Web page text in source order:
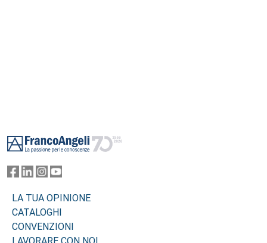
LA TUA OPINIONE
CATALOGHI
CONVENZIONI